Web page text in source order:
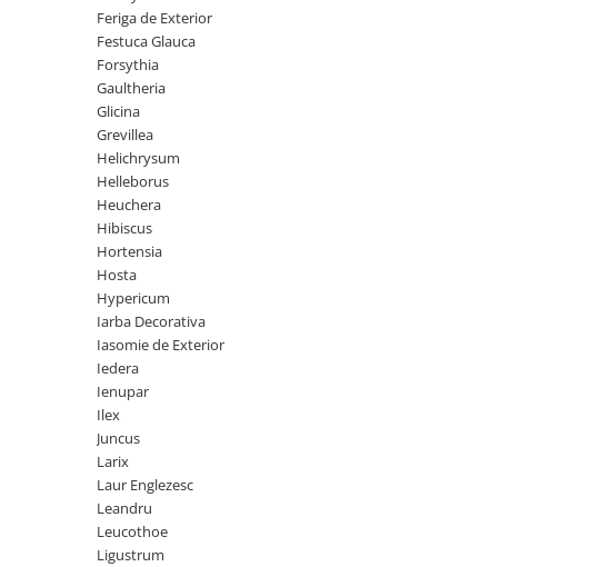
Seminte de Ierburi
Seminte de Legume/Fructe
Feriga de Exterior
Festuca Glauca
Forsythia
Gaultheria
Glicina
Grevillea
Helichrysum
Helleborus
Heuchera
Hibiscus
Hortensia
Hosta
Hypericum
Iarba Decorativa
Iasomie de Exterior
Iedera
Ienupar
Ilex
Juncus
Larix
Laur Englezesc
Leandru
Leucothoe
Ligustrum